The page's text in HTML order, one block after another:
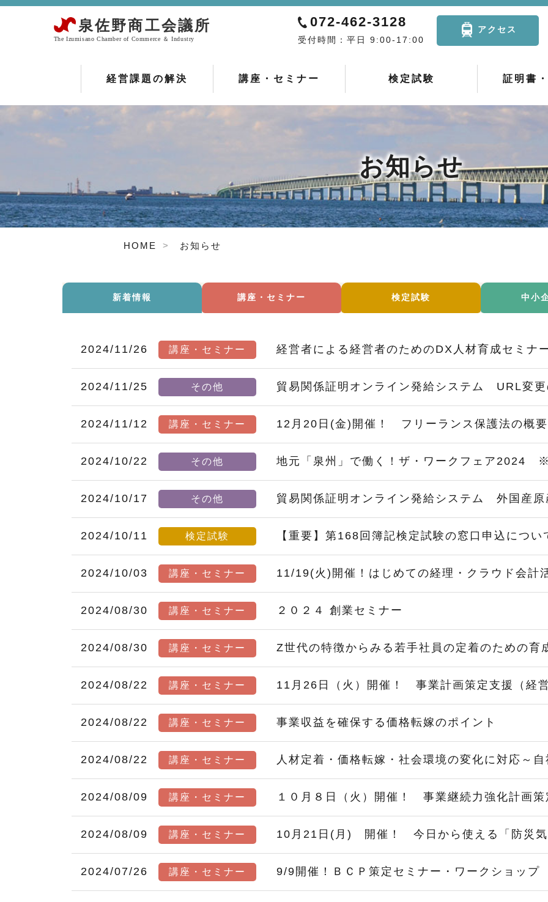
072-462-3128
受付時間：平日 9:00-17:00
アクセス
経営課題の解決 講座・セミナー 検定試験 証明書
お知らせ
HOME お知らせ
新着情報 講座・セミナー 検定試験 中小
2024/11/26 講座・セミナー 経営者による経営者のためのDX人材育成セミナ
2024/11/25 その他 貿易関係証明オンライン発給システム URL変更
2024/11/12 講座・セミナー 12月20日(金)開催！ フリーランス保護法の概要
2024/10/22 その他 地元「泉州」で働く！ザ・ワークフェア2024 ※
2024/10/17 その他 貿易関係証明オンライン発給システム 外国産原
2024/10/11 検定試験 【重要】第168回簿記検定試験の窓口申込につい
2024/10/03 講座・セミナー 11/19(火)開催！はじめての経理・クラウド会計
2024/08/30 講座・セミナー ２０２４ 創業セミナー
2024/08/30 講座・セミナー Z世代の特徴からみる若手社員の定着のための育
2024/08/22 講座・セミナー 11月26日（火）開催！ 事業計画策定支援（経
2024/08/22 講座・セミナー 事業収益を確保する価格転嫁のポイント
2024/08/22 講座・セミナー 人材定着・価格転嫁・社会環境の変化に対応～
2024/08/09 講座・セミナー １０月８日（火）開催！ 事業継続力強化計画策
2024/08/09 講座・セミナー 10月21日(月) 開催！ 今日から使える「防災気
2024/07/26 講座・セミナー 9/9開催！ＢＣＰ策定セミナー・ワークショップ